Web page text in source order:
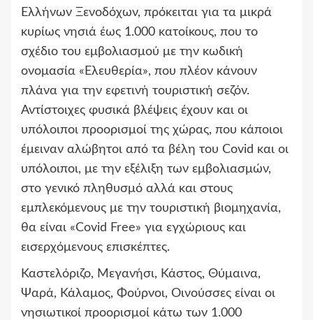
Ελλήνων Ξενοδόχων, πρόκειται για τα μικρά
κυρίως νησιά έως 1.000 κατοίκους, που το
σχέδιο του εμβολιασμού με την κωδική
ονομασία «Ελευθερία», που πλέον κάνουν
πλάνα για την εφετινή τουριστική σεζόν.
Αντίστοιχες φυσικά βλέψεις έχουν και οι
υπόλοιποι προορισμοί της χώρας, που κάποιοι
έμειναν αλώβητοι από τα βέλη του Covid και οι
υπόλοιποι, με την εξέλιξη των εμβολιασμών,
στο γενικό πληθυσμό αλλά και στους
εμπλεκόμενους με την τουριστική βιομηχανία,
θα είναι «Covid Free» για εγχώριους και
εισερχόμενους επισκέπτες.
Καστελόριζο, Μεγανήσι, Κάστος, Θύμαινα,
Ψαρά, Κάλαμος, Φούρνοι, Οινούσσες είναι οι
νησιωτικοί προορισμοί κάτω των 1.000